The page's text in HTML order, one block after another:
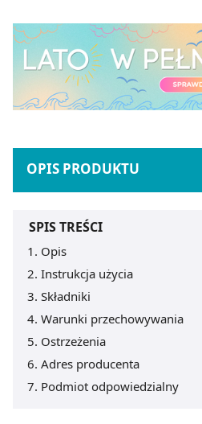
OPIS PRODUKTU
SPIS TREŚCI
Opis
Instrukcja użycia
Składniki
Warunki przechowywania
Ostrzeżenia
Adres producenta
Podmiot odpowiedzialny